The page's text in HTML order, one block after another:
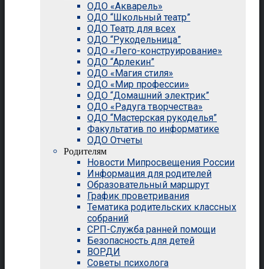
ОДО «Акварель»
ОДО “Школьный театр”
ОДО Театр для всех
ОДО “Рукодельница”
ОДО «Лего-конструирование»
ОДО “Арлекин”
ОДО «Магия стиля»
ОДО «Мир профессии»
ОДО “Домашний электрик”
ОДО «Радуга творчества»
ОДО “Мастерская рукоделья”
Факультатив по информатике
ОДО Отчеты
Родителям
Новости Мипросвещения России
Информация для родителей
Образовательный маршрут
График проветривания
Тематика родительских классных
собраний
СРП-Служба ранней помощи
Безопасность для детей
ВОРДИ
Советы психолога